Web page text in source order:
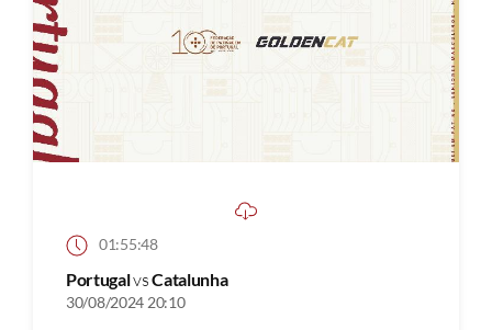
01:55:48
PortugalvsCatalunha
30/08/2024 20:10